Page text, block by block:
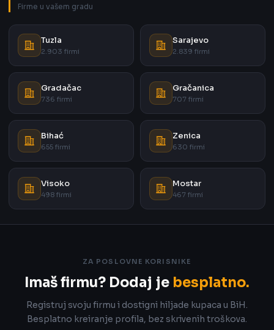
Firme u vašem gradu
Tuzla
2.903 firmi
Sarajevo
2.839 firmi
Gradačac
736 firmi
Gračanica
707 firmi
Bihać
655 firmi
Zenica
630 firmi
Visoko
498 firmi
Mostar
467 firmi
ZA POSLOVNE KORISNIKE
Imaš firmu? Dodaj je besplatno.
Registruj svoju firmu i dostigni hiljade kupaca u BiH.
Besplatno kreiranje profila, bez skrivenih troškova.